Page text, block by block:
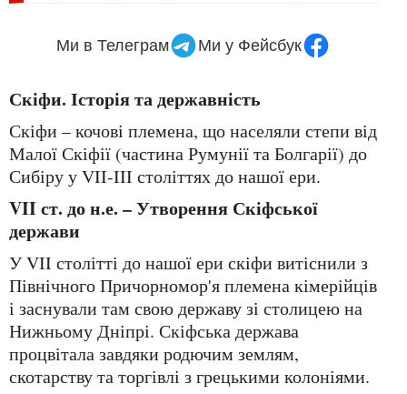
Ми в Телеграм Ми у Фейсбук
Скіфи. Історія та державність
Скіфи – кочові племена, що населяли степи від
Малої Скіфії (частина Румунії та Болгарії) до
Сибіру у VII-III століттях до нашої ери.
VII ст. до н.е. – Утворення Скіфської
держави
У VII столітті до нашої ери скіфи витіснили з
Північного Причорномор'я племена кімерійців
і заснували там свою державу зі столицею на
Нижньому Дніпрі. Скіфська держава
процвітала завдяки родючим землям,
скотарству та торгівлі з грецькими колоніями.